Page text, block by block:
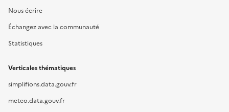
Nous écrire
Échangez avec la communauté
Statistiques
Verticales thématiques
simplifions.data.gouv.fr
meteo.data.gouv.fr